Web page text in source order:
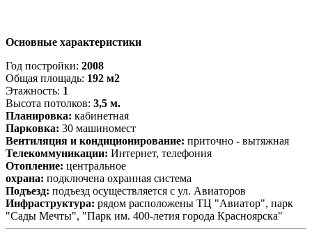
Основные характеристики
Год постройки: 2008
Общая площадь: 192 м2
Этажность: 1
Высота потолков: 3,5 м.
Планировка: кабинетная
Парковка: 30 машиномест
Вентиляция и кондиционирование: приточно - вытяжная
Телекоммуникации: Интернет, телефония
Отопление: центральное
охрана: подключена охранная система
Подъезд: подъезд осуществляется с ул. Авиаторов
Инфраструктура: рядом расположены ТЦ "Авиатор", парк
"Сады Мечты", "Парк им. 400-летия города Красноярска"